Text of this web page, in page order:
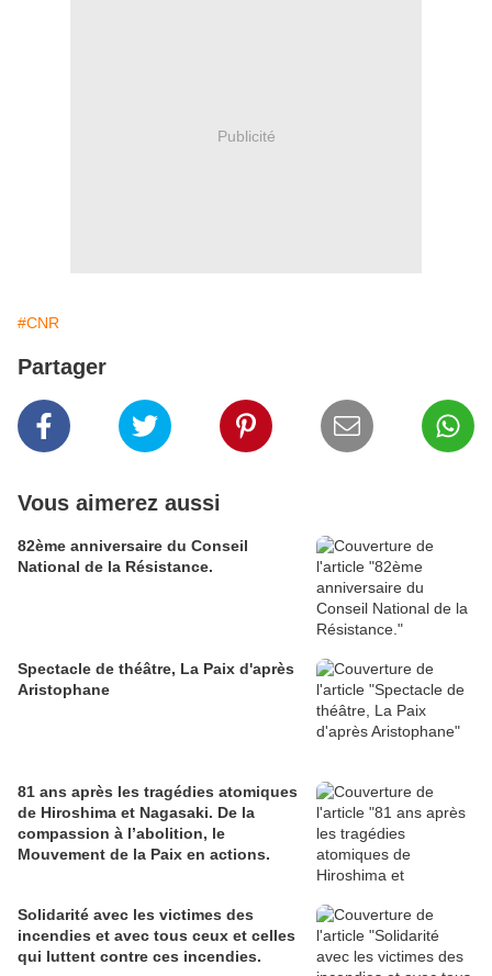
Publicité
#CNR
Partager
Vous aimerez aussi
82ème anniversaire du Conseil
National de la Résistance.
Spectacle de théâtre, La Paix d'après
Aristophane
81 ans après les tragédies atomiques
de Hiroshima et Nagasaki. De la
compassion à l’abolition, le
Mouvement de la Paix en actions.
Solidarité avec les victimes des
incendies et avec tous ceux et celles
qui luttent contre ces incendies.